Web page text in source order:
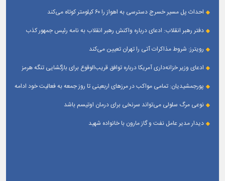
احداث پل مسیر خسرج دسترسی به اهواز را ۶۰ کیلومتر کوتاه می‌کند
دفتر رهبر انقلاب: ادعای درباره واکنش رهبر انقلاب به نامه رئیس جمهور کذب
رویترز: شروط مذاکرات آتی را تهران تعیین می‌کند
ادعای وزیر خزانه‌داری آمریکا درباره توافق قریب‌الوقوع برای بازگشایی تنگه هرمز
پورجمشیدیان: تمامی مواکب در مرزهای اربعینی تا روز جمعه به فعالیت خود ادامه
نوعی مرگ سلولی می‌تواند سرنخی برای درمان اوتیسم باشد
دیدار مدیر عامل نفت و گاز مارون با خانواده شهید